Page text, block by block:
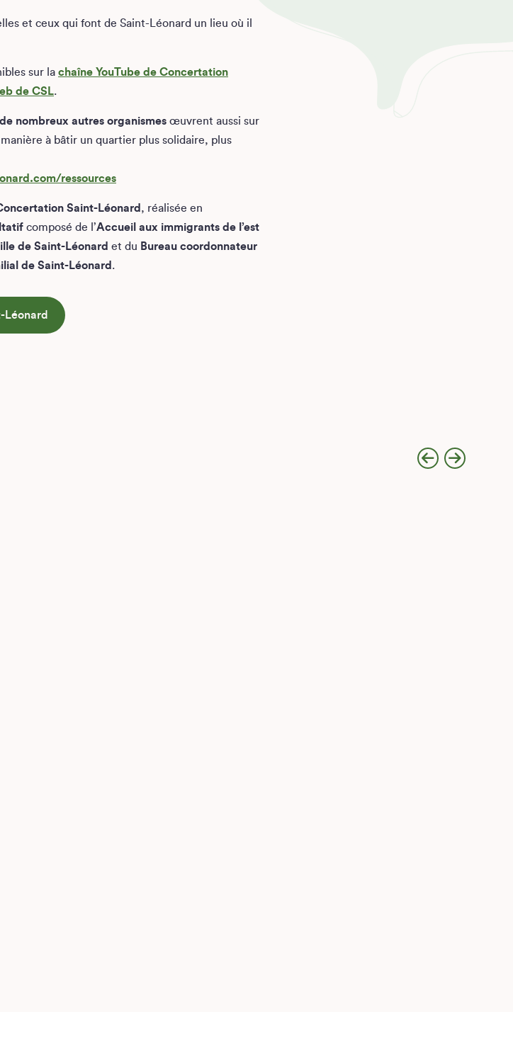
et ceux qui font de Saint-Léonard un lieu où il
sur la chaîne YouTube de Concertation
de CSL.
de nombreux autres organismes œuvrent aussi sur
à bâtir un quartier plus solidaire, plus
ressources
Saint-Léonard , réalisée en
composé de l’Accueil aux immigrants de l’est
de Saint-Léonard et du Bureau coordonnateur
de Saint-Léonard .
Léonard